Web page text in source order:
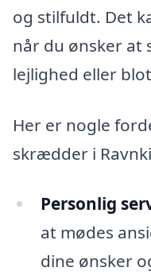
og stilfuldt. Det
når du ønsker at
lejlighed eller
Her er nogle
skrædder i
Personlig
at mødes
dine ønsker